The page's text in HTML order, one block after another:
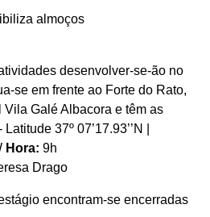
almoços
desenvolver-se-ão no
se em frente ao Forte do Rato,
Galé Albacora e têm as
37º 07’17.93’’N |
Hora: 9h
Drago
encontram-se encerradas